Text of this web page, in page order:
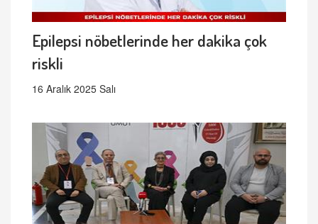
Epilepsi nöbetlerinde her dakika çok
riskli
16 Aralık 2025 Salı